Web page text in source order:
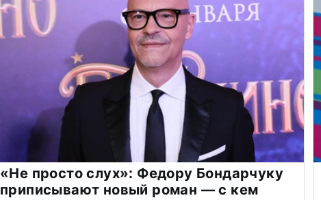
«Не просто слух»: Федору Бондарчуку
приписывают новый роман — с кем